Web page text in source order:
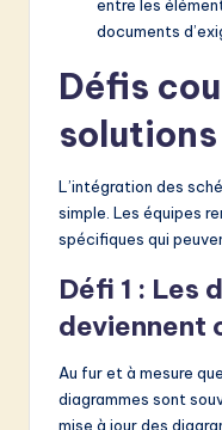
entre les
documents
Défis
solutions
L’intégration des
simple. Les équipes
spécifiques qui
Défi 1 : Les
deviennent
Au fur et à mesure
diagrammes sont
mise à jour des